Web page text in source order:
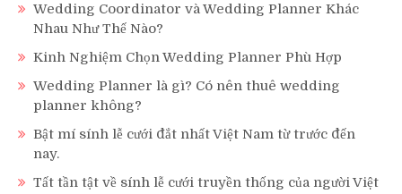
Wedding Coordinator và Wedding Planner Khác
Nhau Như Thế Nào?
Kinh Nghiệm Chọn Wedding Planner Phù Hợp
Wedding Planner là gì? Có nên thuê wedding
planner không?
Bật mí sính lễ cưới đắt nhất Việt Nam từ trước đến
nay.
Tất tần tật về sính lễ cưới truyền thống của người Việt